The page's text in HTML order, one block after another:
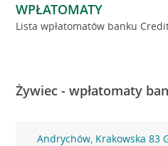
WPŁATOMATY
Lista wpłatomatów banku
Żywiec - wpłatomaty
Andrychów, Krakowska 83